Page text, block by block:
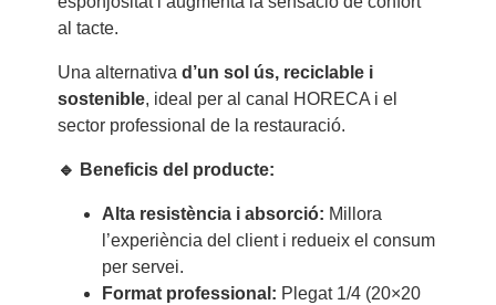
al tacte.
Una alternativa d’un sol ús, reciclable i
sostenible, ideal per al canal HORECA i el
sector professional de la restauració.
🔹 Beneficis del producte:
Alta resistència i absorció: Millora
l’experiència del client i redueix el consum
per servei.
Format professional: Plegat 1/4 (20×20